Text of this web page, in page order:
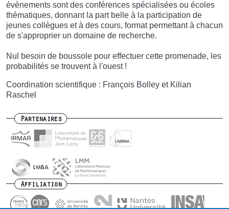
évènements sont des conférences spécialisées ou écoles
thématiques, donnant la part belle à la participation de
jeunes collègues et à des cours, format permettant à chacun
de s'approprier un domaine de recherche.
Nul besoin de boussole pour effectuer cette promenade, les
probabilités se trouvent à l'ouest !
Coordination scientifique : François Bolley et Kilian
Raschel
Partenaires
Affiliation